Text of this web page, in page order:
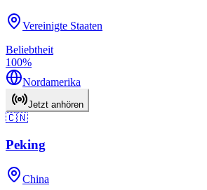
Vereinigte Staaten
Beliebtheit
100%
Nordamerika
Jetzt anhören
🇨🇳
Peking
China